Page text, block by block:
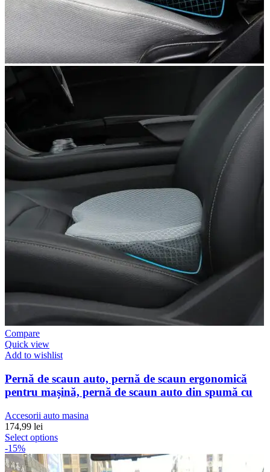
Compare
Quick view
Add to wishlist
Pernă de scaun auto, pernă de scaun ergonomică
pentru mașină, pernă de scaun auto din spumă cu
Accesorii auto masina
174,99 lei
Select options
-15%